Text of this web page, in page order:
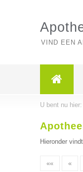
VIND EEN
U bent nu hier:
Hieronder
«« «